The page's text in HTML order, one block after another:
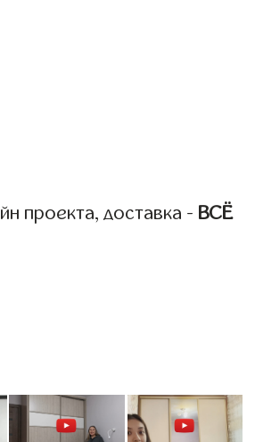
проекта, доставка - ВСЁ